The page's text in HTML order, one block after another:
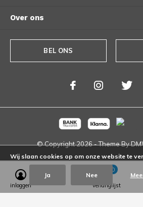
Over ons
BEL ONS
© Copyright2026- Theme By
inloggen verlanglijst
0
Wij slaan cookies op om onze website te
Ja Nee